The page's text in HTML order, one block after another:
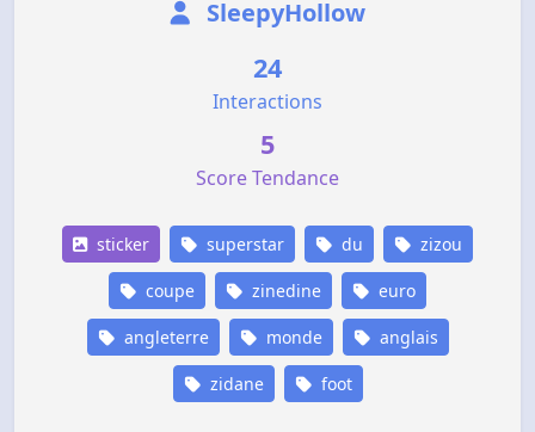
SleepyHollow
24
Interactions
5
Score Tendance
sticker superstar du zizou
coupe zinedine euro
angleterre monde anglais
zidane foot